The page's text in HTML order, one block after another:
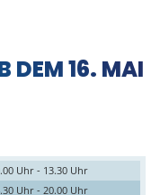
DEM 16. MAI
Uhr - 13.30 Uhr
Uhr - 20.00 Uhr